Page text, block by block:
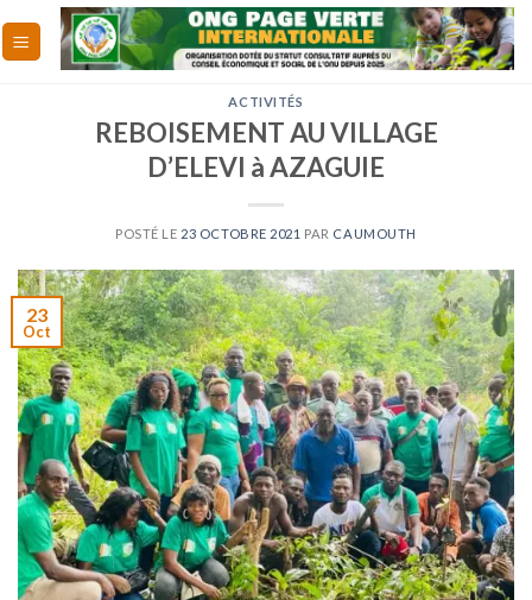
to
content
ACTIVITÉS
REBOISEMENT AU VILLAGE
D’ELEVI à AZAGUIE
POSTÉ LE 23 OCTOBRE 2021 PAR CAUMOUTH
23
Oct